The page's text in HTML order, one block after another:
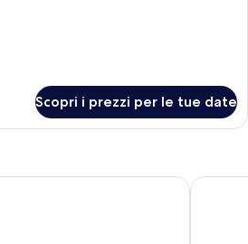
Scopri i prezzi per le tue date